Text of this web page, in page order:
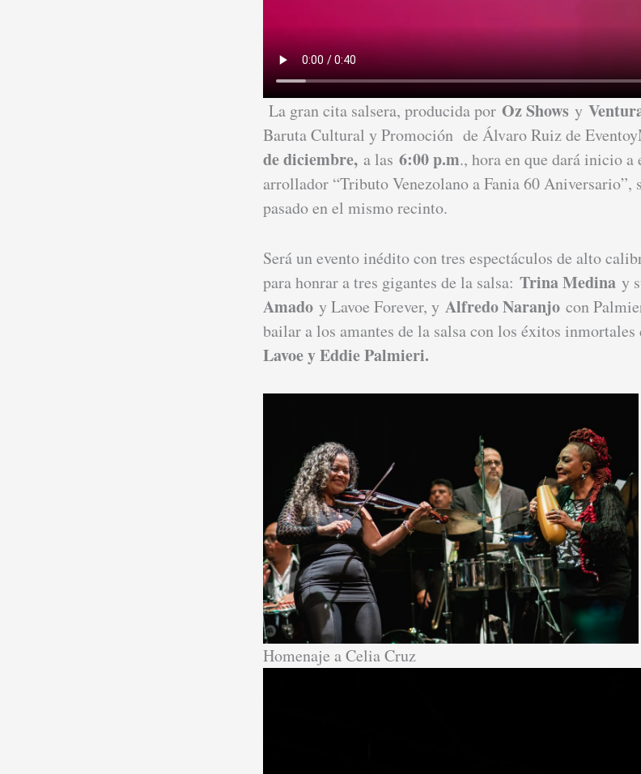
La gran cita salsera, producida porOz Shows y
Baruta Cultural y Promoción de Álvaro Ruiz de
de diciembre, a las6:00 p.m., hora en que dará inicio a
arrollador “Tributo Venezolano a Fania 60 Aniversario”,
pasado en el mismo recinto.
Será un evento inédito con tres espectáculos de alto
para honrar a tres gigantes de la salsa:Trina Medinay
Amadoy Lavoe Forever, y Alfredo Naranjocon
bailar a los amantes de la salsa con los éxitos inmortales
Lavoe y Eddie Palmieri.
Homenaje a Celia Cruz